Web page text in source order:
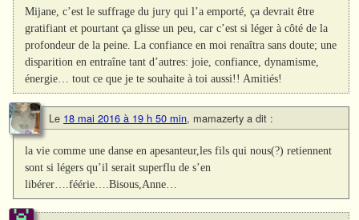
Mijane, c’est le suffrage du jury qui l’a emporté, ça devrait être
gratifiant et pourtant ça glisse un peu, car c’est si léger à côté de la
profondeur de la peine. La confiance en moi renaîtra sans doute; une
disparition en entraîne tant d’autres: joie, confiance, dynamisme,
énergie… tout ce que je te souhaite à toi aussi!! Amitiés!
Le 18 mai 2016 à 19 h 50 min, mamazerty a dit :
la vie comme une danse en apesanteur,les fils qui nous(?) retiennent
sont si légers qu’il serait superflu de s’en
libérer….féérie….Bisous,Anne…